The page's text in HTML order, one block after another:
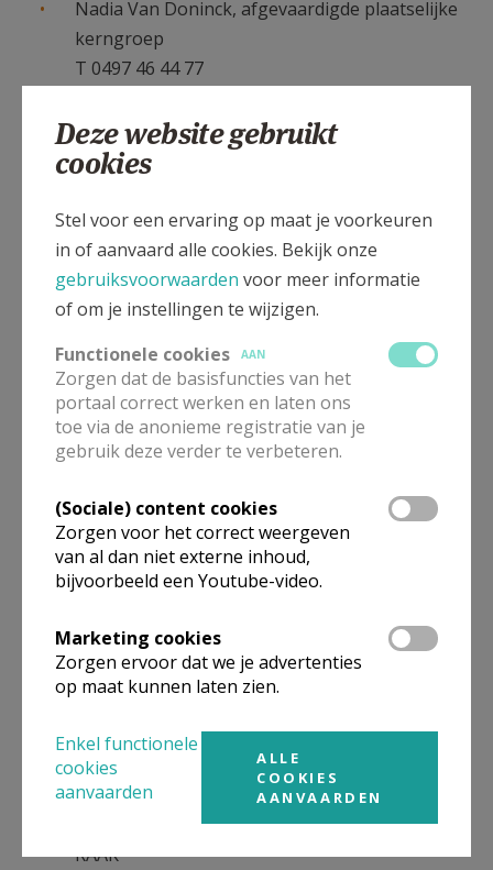
Nadia Van Doninck, afgevaardigde plaatselijke
kerngroep
T 0497 46 44 77
Piet Lambrecht
T 0496 56 83 87
Roger Campforts
T 014 55 12 92
e-mail
Parochiale organisaties
Samana
FEMMA
Paula Geerts
T 014 55 15 32
e-mail
FERM
e-mail
T 0475 28 94 73
Viviane Swaans
T 0479 47 16 30
RAAK
Deze website gebruikt
cookies
Stel voor een ervaring op maat je voorkeuren
in of aanvaard alle cookies. Bekijk onze
gebruiksvoorwaarden voor meer informatie
of om je instellingen te wijzigen.
Functionele cookies
AAN
Zorgen dat de basisfuncties van het
portaal correct werken en laten ons
toe via de anonieme registratie van je
gebruik deze verder te verbeteren.
(Sociale) content cookies
Zorgen voor het correct weergeven
van al dan niet externe inhoud,
bijvoorbeeld een Youtube-video.
Marketing cookies
Zorgen ervoor dat we je advertenties
op maat kunnen laten zien.
Enkel functionele
cookies
aanvaarden
ALLE
COOKIES
AANVAARDEN